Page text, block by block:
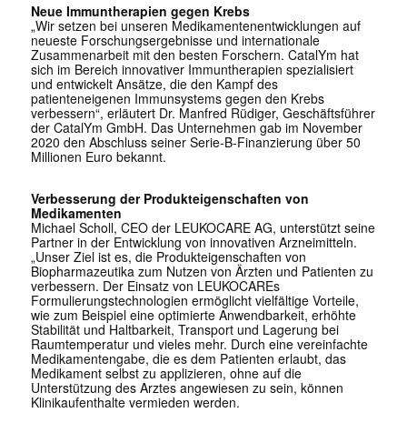
Neue Immuntherapien gegen Krebs
„Wir setzen bei unseren Medikamentenentwicklungen auf
neueste Forschungsergebnisse und internationale
Zusammenarbeit mit den besten Forschern. CatalYm hat
sich im Bereich innovativer Immuntherapien spezialisiert
und entwickelt Ansätze, die den Kampf des
patienteneigenen Immunsystems gegen den Krebs
verbessern“, erläutert Dr. Manfred Rüdiger, Geschäftsführer
der CatalYm GmbH. Das Unternehmen gab im November
2020 den Abschluss seiner Serie-B-Finanzierung über 50
Millionen Euro bekannt.
Verbesserung der Produkteigenschaften von
Medikamenten
Michael Scholl, CEO der LEUKOCARE AG, unterstützt seine
Partner in der Entwicklung von innovativen Arzneimitteln.
„Unser Ziel ist es, die Produkteigenschaften von
Biopharmazeutika zum Nutzen von Ärzten und Patienten zu
verbessern. Der Einsatz von LEUKOCAREs
Formulierungstechnologien ermöglicht vielfältige Vorteile,
wie zum Beispiel eine optimierte Anwendbarkeit, erhöhte
Stabilität und Haltbarkeit, Transport und Lagerung bei
Raumtemperatur und vieles mehr. Durch eine vereinfachte
Medikamentengabe, die es dem Patienten erlaubt, das
Medikament selbst zu applizieren, ohne auf die
Unterstützung des Arztes angewiesen zu sein, können
Klinikaufenthalte vermieden werden.